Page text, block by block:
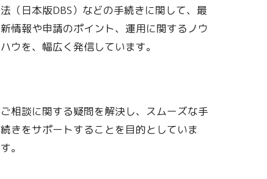
法（日本版DBS）などの手続きに関して、最
新情報や申請のポイント、運用に関するノウ
ハウを、幅広く発信しています。
ご相談に関する疑問を解決し、スムーズな手
続きをサポートすることを目的としていま
す。